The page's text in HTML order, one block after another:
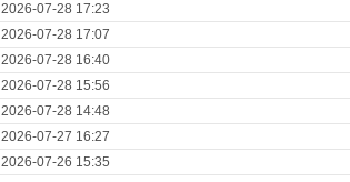
2026-07-28 17:23
2026-07-28 17:07
2026-07-28 16:40
2026-07-28 15:56
2026-07-28 14:48
2026-07-27 16:27
2026-07-26 15:35